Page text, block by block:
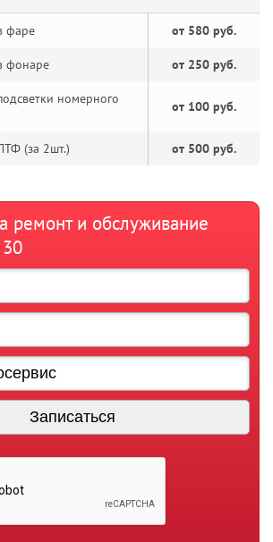
фаре от 580 руб.
фонаре от 250 руб.
номерного
от 100 руб.
(за 2шт.) от 500 руб.
ремонт и обслуживание